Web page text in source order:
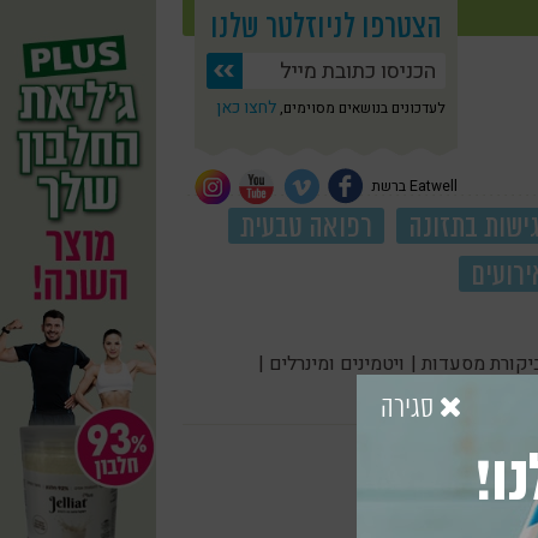
הצטרפו לניוזלטר שלנו
לעדכונים בנושאים מסוימים, לחצו כאן
Eatwell ברשת
גישות בתזונה
רפואה טבעית
מסעדות | ויטמינים ומינרלים |
סגירה